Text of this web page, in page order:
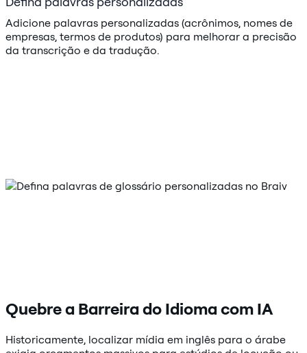
Adicione palavras personalizadas (acrônimos, nomes de
empresas, termos de produtos) para melhorar a precisão
da transcrição e da tradução.
Quebre a Barreira do Idioma com IA
Historicamente, localizar mídia em inglês para o árabe